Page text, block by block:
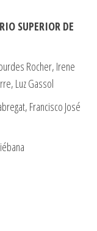
SUPERIOR DE
Rocher, Irene
Luz Gassol
Francisco José